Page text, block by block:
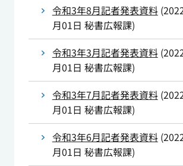
令和3年8月記者発表資料(
月01日 秘書広報課)
令和3年3月記者発表資料(
月01日 秘書広報課)
令和3年7月記者発表資料(
月01日 秘書広報課)
令和3年6月記者発表資料(
月01日 秘書広報課)